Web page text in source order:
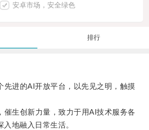
安卓市场，安全绿色
排行
进的AI开放平台，以先见之明，触摸
生创新力量，致力于用AI技术服务各
地融入日常生活。